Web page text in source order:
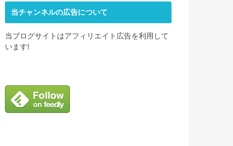
当チャンネルの広告について
当ブログサイトはアフィリエイト広告を利用して
います!